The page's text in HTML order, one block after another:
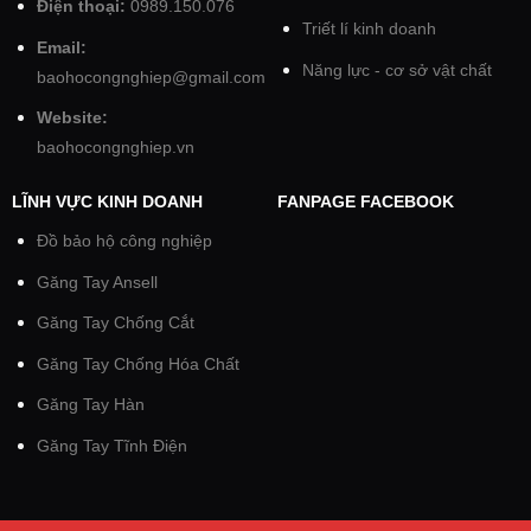
Điện thoại: 0989.150.076
Email:
baohocongnghiep@gmail.com
Website:
baohocongnghiep.vn
Triết lí kinh doanh
Năng lực - cơ sở vật chất
LĨNH VỰC KINH DOANH
Đồ bảo hộ công nghiệp
Găng Tay Ansell
Găng Tay Chống Cắt
Găng Tay Chống Hóa Chất
Găng Tay Hàn
Găng Tay Tĩnh Điện
FANPAGE FACEBOOK